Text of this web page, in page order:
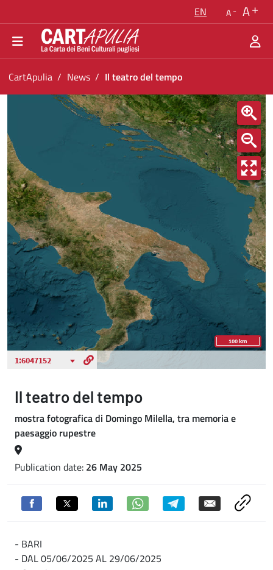
Go to navigation menu
Go to content
Go to the footer
EN A A
You are in:
CartApulia News Il teatro del tempo
Il teatro del tempo
Il teatro del tempo
mostra fotografica di Domingo Milella, tra memoria e
paesaggio rupestre
Publication date: 26 May 2025
- BARI
- DAL 05/06/2025 AL 29/06/2025